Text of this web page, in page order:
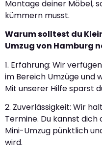
Montage deiner Möbel,
kümmern musst.
Warum solltest du
Umzug von Hamburg
1. Erfahrung: Wir
im Bereich Umzüge und
Mit unserer Hilfe sparst
2. Zuverlässigkeit: Wir
Termine. Du kannst dich
Mini-Umzug pünktlich
wird.